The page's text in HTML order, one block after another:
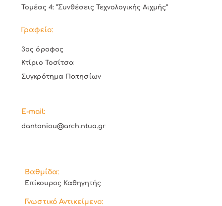
Τομέας 4: “Συνθέσεις Τεχνολογικής Αιχμής”
Γραφείο:
3ος όροφος
Κτίριο Τοσίτσα
Συγκρότημα Πατησίων
E-mail:
dantoniou@arch.ntua.gr
Βαθμίδα:
Επίκουρος Καθηγητής
Γνωστικό Αντικείμενο: